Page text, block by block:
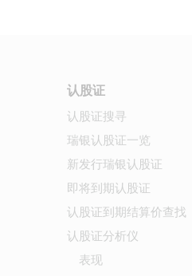
认股证
认股证搜寻
瑞银认股证一览
新发行瑞银认股证
即将到期认股证
认股证到期结算价查找
认股证分析仪
表现